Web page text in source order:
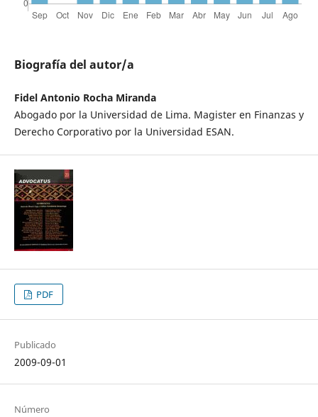
Biografía del autor/a
Fidel Antonio Rocha Miranda
Abogado por la Universidad de Lima. Magister en Finanzas y
Derecho Corporativo por la Universidad ESAN.
PDF
Publicado
2009-09-01
Número